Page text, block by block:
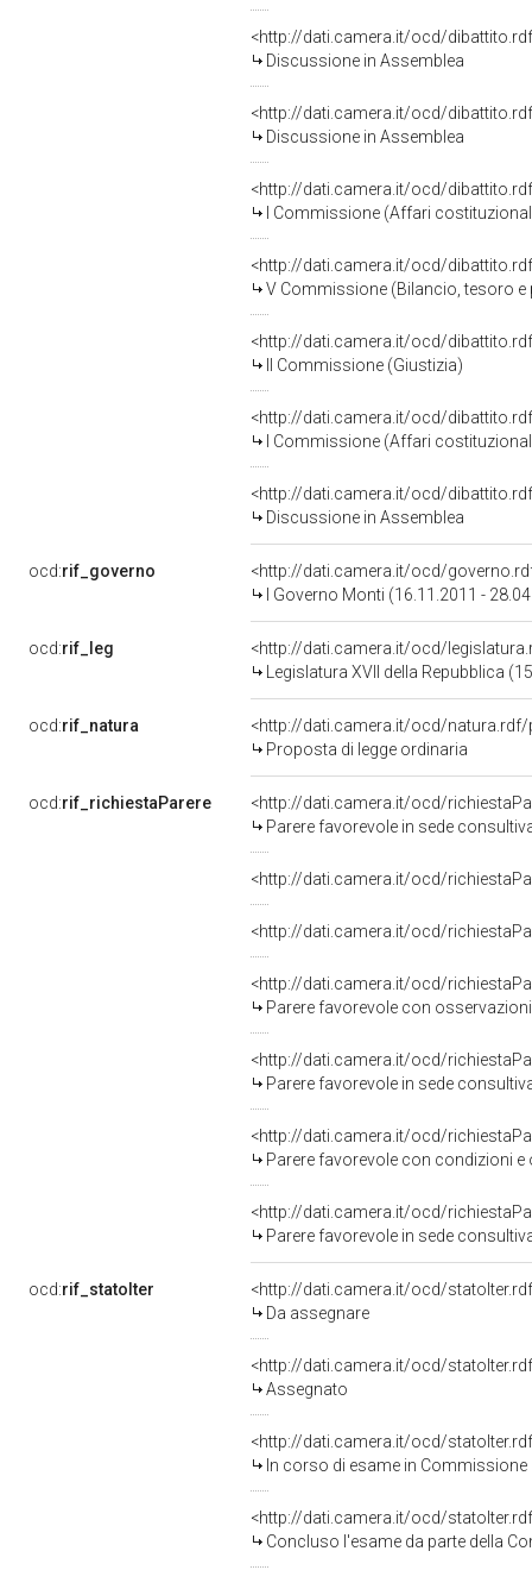
<http://dati.camera.it/ocd/
Discussione in Assemblea
<http://dati.camera.it/ocd/
Discussione in Assemblea
<http://dati.camera.it/ocd/
I Commissione (Affari
<http://dati.camera.it/ocd/
V Commissione (Bilancio, tesoro
<http://dati.camera.it/ocd/
II Commissione (Giustizia)
<http://dati.camera.it/ocd/
I Commissione (Affari
<http://dati.camera.it/ocd/
Discussione in Assemblea
ocd:rif_governo
<http://dati.camera.it/ocd/
I Governo Monti (16.11.2011 -
ocd:rif_leg
<http://dati.camera.it/ocd/
Legislatura XVII della Repubblica
ocd:rif_natura
<http://dati.camera.it/ocd/natura.rdf/
Proposta di legge ordinaria
ocd:rif_richiestaParere
<http://dati.camera.it/ocd/
Parere favorevole in sede
<http://dati.camera.it/ocd/
<http://dati.camera.it/ocd/
<http://dati.camera.it/ocd/
Parere favorevole con
<http://dati.camera.it/ocd/
Parere favorevole in sede
<http://dati.camera.it/ocd/
Parere favorevole con condizioni
<http://dati.camera.it/ocd/
Parere favorevole in sede
ocd:rif_statoIter
<http://dati.camera.it/ocd/
Da assegnare
<http://dati.camera.it/ocd/
Assegnato
<http://dati.camera.it/ocd/
In corso di esame in Commissione
<http://dati.camera.it/ocd/
Concluso l'esame da parte della